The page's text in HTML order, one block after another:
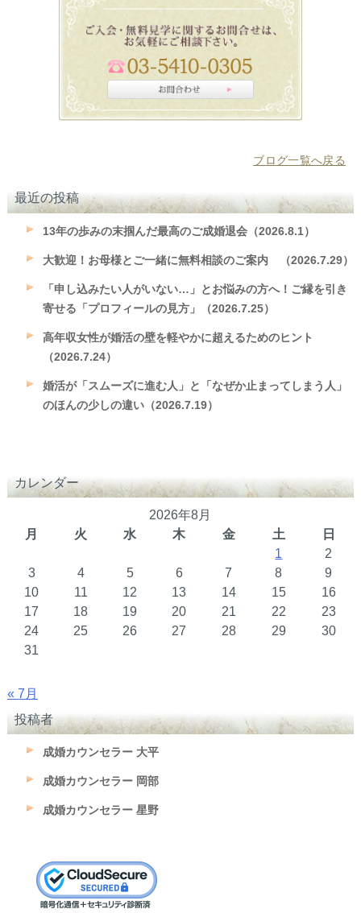
ブログ一覧へ戻る
最近の投稿
13年の歩みの末掴んだ最高のご成婚退会（2026.8.1）
大歓迎！お母様とご一緒に無料相談のご案内 （2026.7.29）
「申し込みたい人がいない…」とお悩みの方へ！ご縁を引き
寄せる「プロフィールの見方」（2026.7.25）
高年収女性が婚活の壁を軽やかに超えるためのヒント
（2026.7.24）
婚活が「スムーズに進む人」と「なぜか止まってしまう人」
のほんの少しの違い（2026.7.19）
カレンダー
2026年8月
月
火 水 木 金 土
日
1
2
3
4 5 6 7 8
9
10
11 12 13 14 15
16
17
18 19 20 21 22
23
24
25 26 27 28 29
30
31
« 7月
投稿者
成婚カウンセラー 大平
成婚カウンセラー 岡部
成婚カウンセラー 星野